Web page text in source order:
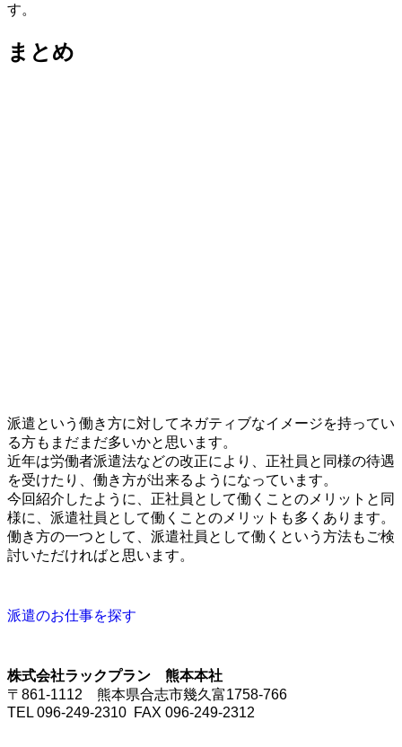
す。
まとめ
派遣という働き方に対してネガティブなイメージを持ってい
る方もまだまだ多いかと思います。
近年は労働者派遣法などの改正により、正社員と同様の待遇
を受けたり、働き方が出来るようになっています。
今回紹介したように、正社員として働くことのメリットと同
様に、派遣社員として働くことのメリットも多くあります。
働き方の一つとして、派遣社員として働くという方法もご検
討いただければと思います。
派遣のお仕事を探す
株式会社ラックプラン 熊本本社
〒861-1112 熊本県合志市幾久富1758-766
TEL 096-249-2310 FAX 096-249-2312